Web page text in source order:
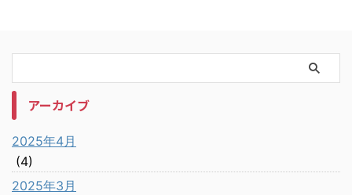
アーカイブ
2025年4月
(4)
2025年3月